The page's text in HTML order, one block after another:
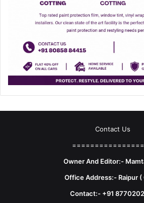
Contact Us
Owner And Editor:-
Office Address:- Raipur (
Contact:- +91